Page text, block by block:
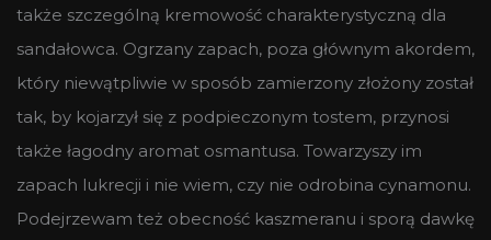
także szczególną kremowość charakterystyczną dla
sandałowca. Ogrzany zapach, poza głównym akordem,
który niewątpliwie w sposób zamierzony złożony został
tak, by kojarzył się z podpieczonym tostem, przynosi
także łagodny aromat osmantusa. Towarzyszy im
zapach lukrecji i nie wiem, czy nie odrobina cynamonu.
Podejrzewam też obecność kaszmeranu i sporą dawkę